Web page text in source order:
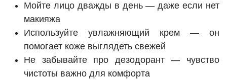
Мойте лицо дважды в день — даже если нет
макияжа
Используйте увлажняющий крем — он
помогает коже выглядеть свежей
Не забывайте про дезодорант — чувство
чистоты важно для комфорта